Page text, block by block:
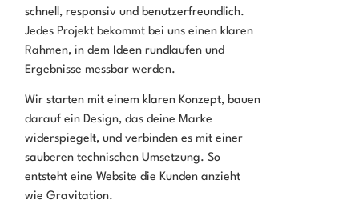
schnell, responsiv und benutzerfreundlich.
Jedes Projekt bekommt bei uns einen klaren
Rahmen, in dem Ideen rundlaufen und
Ergebnisse messbar werden.
Wir starten mit einem klaren Konzept, bauen
darauf ein Design, das deine Marke
widerspiegelt, und verbinden es mit einer
sauberen technischen Umsetzung. So
entsteht eine Website die Kunden anzieht
wie Gravitation.